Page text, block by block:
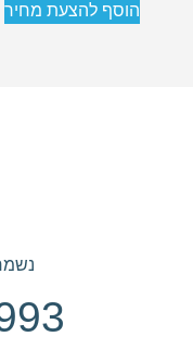
הוסף להצעת מחיר